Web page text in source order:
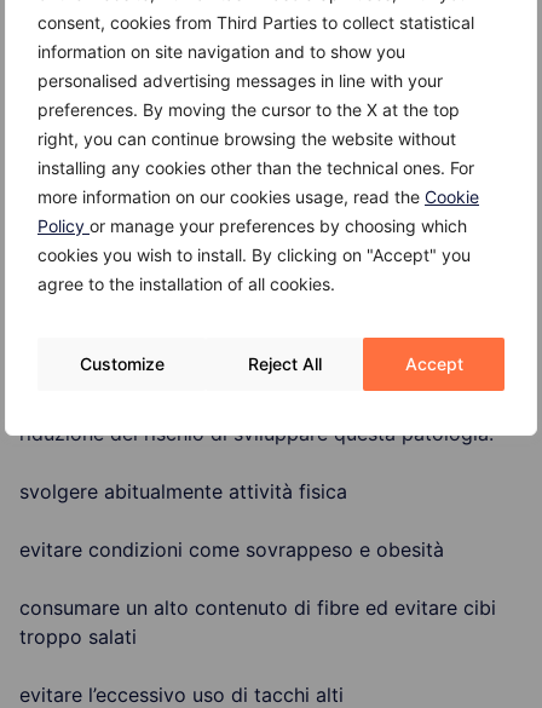
consent, cookies from Third Parties to collect statistical
information on site navigation and to show you
personalised advertising messages in line with your
preferences. By moving the cursor to the X at the top
right, you can continue browsing the website without
installing any cookies other than the technical ones. For
more information on our cookies usage, read the Cookie
Policy or manage your preferences by choosing which
cookies you wish to install. By clicking on "Accept" you
agree to the installation of all cookies.
Customize Reject All Accept
associata a gonfiore
dolore che peggiora dopo essere stati seduti o in
piedi per molto tempo
prurito nella zona della varice.
Come si possono prevenire le vene varicose?
Nel caso delle vene varicose non esiste un metodo per
possono adottare, tuttavia, alcuni comportamenti che
possono contribuire a migliorare la circolazione
riduzione del rischio di sviluppare questa patologia:
svolgere abitualmente attività fisica
evitare condizioni come sovrappeso e obesità
consumare un alto contenuto di fibre ed evitare cibi
troppo salati
evitare l’eccessivo uso di tacchi alti